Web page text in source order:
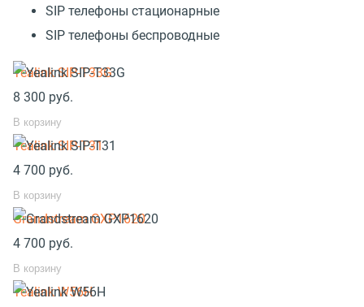
SIP телефоны стационарные
SIP телефоны беспроводные
Yealink SIP-T33G
8 300 руб.
В корзину
Yealink SIP-T31
4 700 руб.
В корзину
Grandstream GXP1620
4 700 руб.
В корзину
Yealink W56H